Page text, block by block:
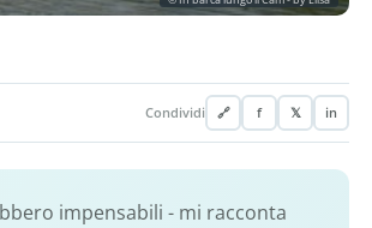
Condividi 🔗 f 𝕏 in
impensabili - mi racconta